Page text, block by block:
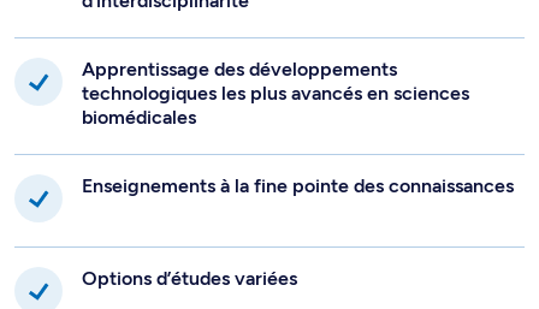
Apprentissage des développements
technologiques les plus avancés en sciences
biomédicales
Enseignements à la fine pointe des connaissances
Options d’études variées